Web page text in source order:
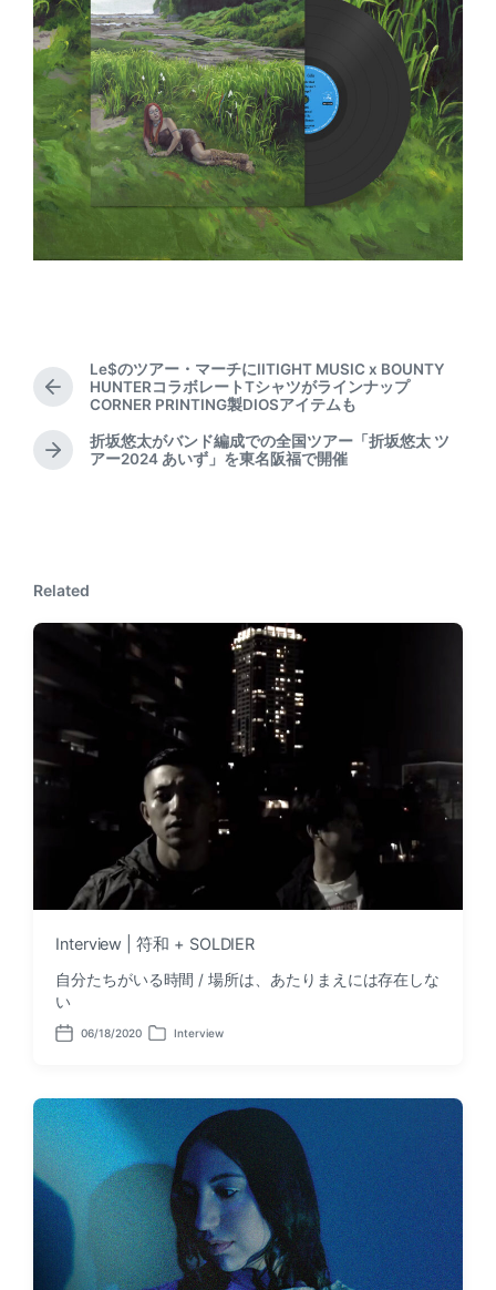
P
e
v
o
s
Le$のツアー・マーチにIITIGHT MUSIC x BOUNTY
HUNTERコラボレートTシャツがラインナップ
CORNER PRINTING製DIOSアイテムも
N
s
折坂悠太がバンド編成での全国ツアー「折坂悠太 ツ
アー2024 あいず」を東名阪福で開催
Related
Interview | 符和 + SOLDIER
自分たちがいる時間 / 場所は、あたりまえには存在しな
い
P
d
a
t
e
06/18/2020 P
e
n
Interview